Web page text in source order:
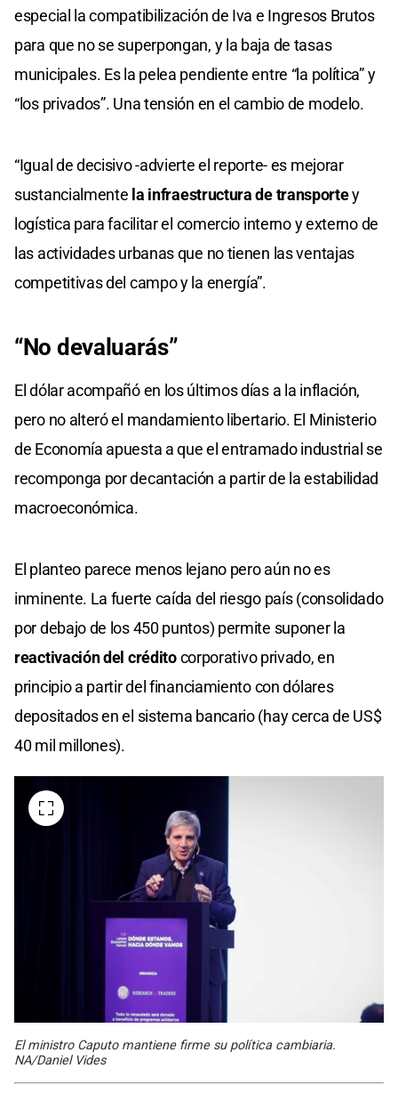
especial la compatibilización de Iva e Ingresos Brutos
para que no se superpongan, y la baja de tasas
municipales. Es la pelea pendiente entre “la política” y
“los privados”. Una tensión en el cambio de modelo.
“Igual de decisivo -advierte el reporte- es mejorar
sustancialmente la infraestructura de transportey
logística para facilitar el comercio interno y externo de
las actividades urbanas que no tienen las ventajas
competitivas del campo y la energía”.
“No devaluarás”
El dólar acompañó en los últimos días a la inflación,
pero no alteró el mandamiento libertario. El Ministerio
de Economía apuesta a que el entramado industrial se
recomponga por decantación a partir de la estabilidad
macroeconómica.
El planteo parece menos lejano pero aún no es
inminente. La fuerte caída del riesgo país (consolidado
por debajo de los 450 puntos) permite suponer la
reactivación del créditocorporativo privado, en
principio a partir del financiamiento con dólares
depositados en el sistema bancario (hay cerca de US$
40 mil millones).
El ministro Caputo mantiene firme su política cambiaria.
NA/Daniel Vides